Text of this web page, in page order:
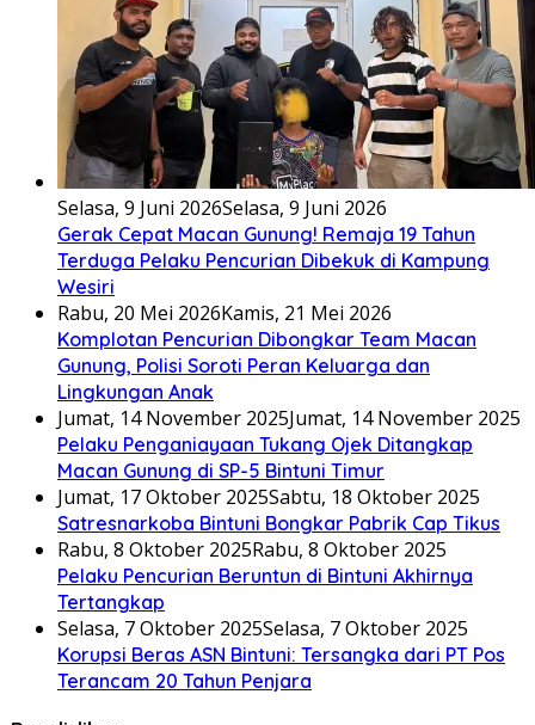
Selasa, 9 Juni 2026Selasa, 9 Juni 2026
Gerak Cepat Macan Gunung! Remaja 19 Tahun
Terduga Pelaku Pencurian Dibekuk di Kampung
Wesiri
Rabu, 20 Mei 2026Kamis, 21 Mei 2026
Komplotan Pencurian Dibongkar Team Macan
Gunung, Polisi Soroti Peran Keluarga dan
Lingkungan Anak
Jumat, 14 November 2025Jumat, 14 November 2025
Pelaku Penganiayaan Tukang Ojek Ditangkap
Macan Gunung di SP-5 Bintuni Timur
Jumat, 17 Oktober 2025Sabtu, 18 Oktober 2025
Satresnarkoba Bintuni Bongkar Pabrik Cap Tikus
Rabu, 8 Oktober 2025Rabu, 8 Oktober 2025
Pelaku Pencurian Beruntun di Bintuni Akhirnya
Tertangkap
Selasa, 7 Oktober 2025Selasa, 7 Oktober 2025
Korupsi Beras ASN Bintuni: Tersangka dari PT Pos
Terancam 20 Tahun Penjara